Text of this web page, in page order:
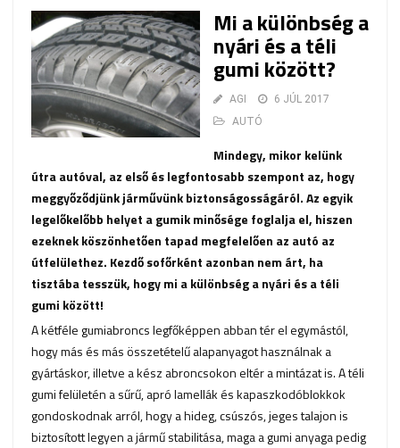
Mi a különbség a
nyári és a téli
gumi között?
AGI
6 JÚL 2017
AUTÓ
Mindegy, mikor kelünk
útra autóval, az első és legfontosabb szempont az, hogy
meggyőződjünk járművünk biztonságosságáról. Az egyik
legelőkelőbb helyet a gumik minősége foglalja el, hiszen
ezeknek köszönhetően tapad megfelelően az autó az
útfelülethez. Kezdő sofőrként azonban nem árt, ha
tisztába tesszük, hogy mi a különbség a nyári és a téli
gumi között!
A kétféle gumiabroncs legfőképpen abban tér el egymástól,
hogy más és más összetételű alapanyagot használnak a
gyártáskor, illetve a kész abroncsokon eltér a mintázat is. A téli
gumi felületén a sűrű, apró lamellák és kapaszkodóblokkok
gondoskodnak arról, hogy a hideg, csúszós, jeges talajon is
biztosított legyen a jármű stabilitása, maga a gumi anyaga pedig